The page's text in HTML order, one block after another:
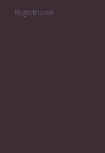
Registrieren